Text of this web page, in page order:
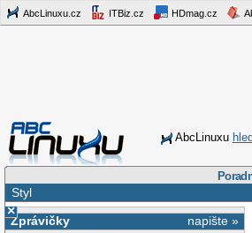
AbcLinuxu.cz ITBiz.cz HDmag.cz
AbcLinuxu
Styl
×
napište »
Zprávičky